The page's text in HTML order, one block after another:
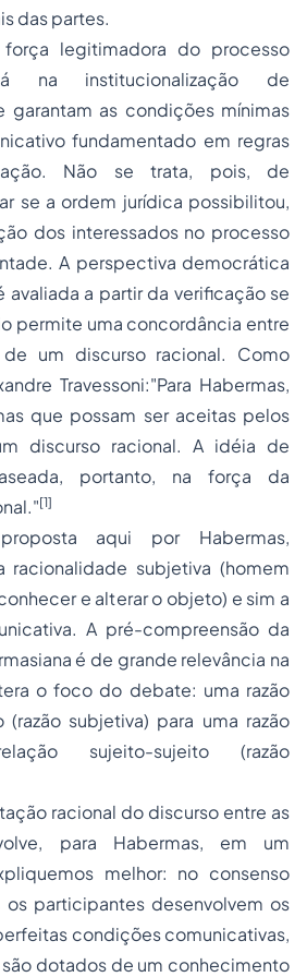
das partes.
força legitimadora do processo
na institucionalização de
garantam as condições mínimas
fundamentado em regras
Não se trata, pois, de
se a ordem jurídica possibilitou,
dos interessados no processo
A perspectiva democrática
a partir da verificação se
permite uma concordância entre
um discurso racional. Como
Travessoni:"Para Habermas,
que possam ser aceitas pelos
discurso racional. A idéia de
portanto, na força da
[1]
aqui por Habermas,
racionalidade subjetiva (homem
e alterar o objeto) e sim a
A pré-compreensão da
é de grande relevância na
o foco do debate: uma razão
subjetiva) para uma razão
sujeito-sujeito (razão
racional do discurso entre as
para Habermas, em um
melhor: no consenso
participantes desenvolvem os
condições comunicativas,
são dotados de um conhecimento